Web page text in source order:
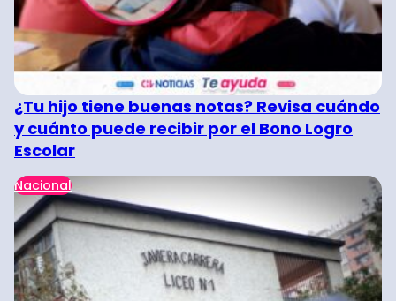
¿Tu hijo tiene buenas notas? Revisa cuándo
y cuánto puede recibir por el Bono Logro
Escolar
Nacional